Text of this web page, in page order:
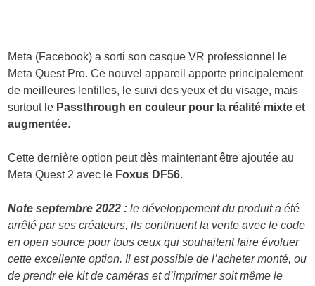
Meta (Facebook) a sorti son casque VR professionnel le
Meta Quest Pro. Ce nouvel appareil apporte principalement
de meilleures lentilles, le suivi des yeux et du visage, mais
surtout le Passthrough en couleur pour la réalité mixte et
augmentée.
Cette dernière option peut dès maintenant être ajoutée au
Meta Quest 2 avec le Foxus DF56.
Note septembre 2022 : le développement du produit a été
arrêté par ses créateurs, ils continuent la vente avec le code
en open source pour tous ceux qui souhaitent faire évoluer
cette excellente option. Il est possible de l’acheter monté, ou
de prendr ele kit de caméras et d’imprimer soit même le